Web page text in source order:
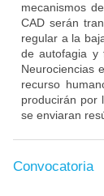
mecanismos
CAD serán
regular a la
de autofagia y
Neurociencias
recurso
producirán por
se enviaran
Convocatoria